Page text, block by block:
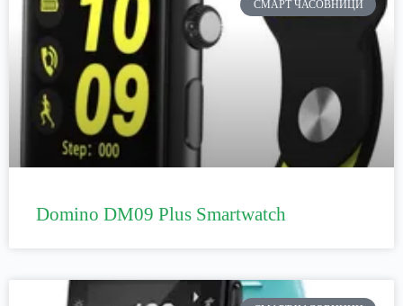
СМАРТ ЧАСОВНИЦИ
Domino DM09 Plus Smartwatch